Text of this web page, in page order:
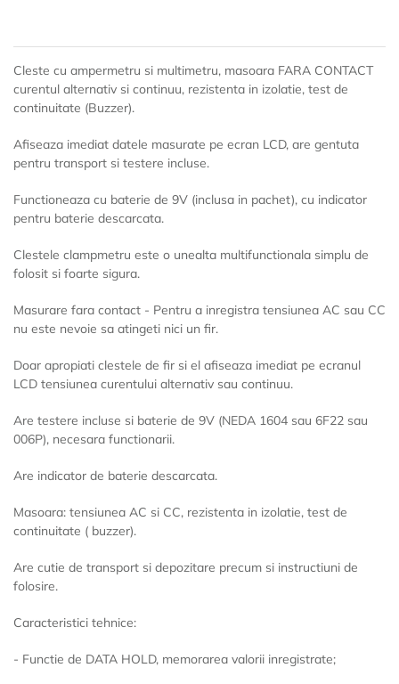
Cleste cu ampermetru si multimetru, masoara FARA CONTACT
curentul alternativ si continuu, rezistenta in izolatie, test de
continuitate (Buzzer).
Afiseaza imediat datele masurate pe ecran LCD, are gentuta
pentru transport si testere incluse.
Functioneaza cu baterie de 9V (inclusa in pachet), cu indicator
pentru baterie descarcata.
Clestele clampmetru este o unealta multifunctionala simplu de
folosit si foarte sigura.
Masurare fara contact - Pentru a inregistra tensiunea AC sau CC
nu este nevoie sa atingeti nici un fir.
Doar apropiati clestele de fir si el afiseaza imediat pe ecranul
LCD tensiunea curentului alternativ sau continuu.
Are testere incluse si baterie de 9V (NEDA 1604 sau 6F22 sau
006P), necesara functionarii.
Are indicator de baterie descarcata.
Masoara: tensiunea AC si CC, rezistenta in izolatie, test de
continuitate ( buzzer).
Are cutie de transport si depozitare precum si instructiuni de
folosire.
Caracteristici tehnice:
- Functie de DATA HOLD, memorarea valorii inregistrate;